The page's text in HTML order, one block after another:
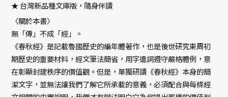
★ 台灣新品種文庫版，隨身伴讀
〈關於本書〉
無「傳」不成「經」。
《春秋經》是記載魯國歷史的編年體著作，也是後世研究東周初
期歷史的重要材料，經文筆法簡省，用字遣詞遵守嚴格體例，意
在彰顯封建秩序的價值觀。但是，單獨研讀《春秋經》本身的簡
潔文字，並無法讓我們了解它所承載的意義，必須配合與每條經